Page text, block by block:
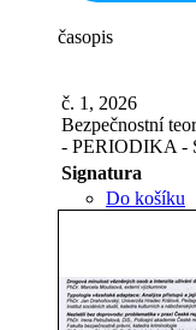
časopis
č. 1, 2026
Bezpečnostní
- PERIODIKA -
Signatura
Do košíku